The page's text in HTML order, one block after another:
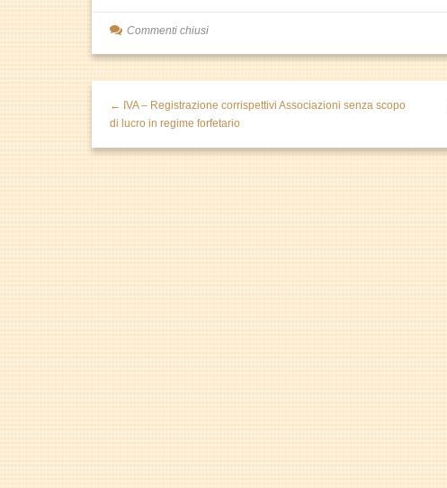
Commenti chiusi
← IVA – Registrazione corrispettivi Associazioni senza scopo
di lucro in regime forfetario